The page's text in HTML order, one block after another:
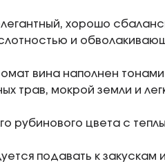
хорошо
и
вина наполнен
трав, мокрой земли и
рубинового цвета с
подавать к закускам